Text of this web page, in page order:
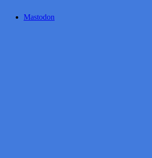
Mastodon